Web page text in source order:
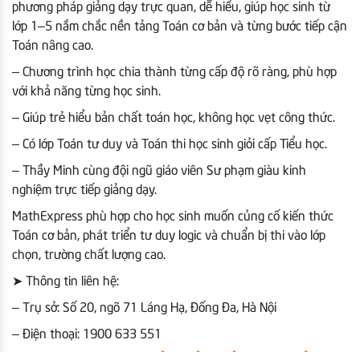
phương pháp giảng dạy trực quan, dễ hiểu, giúp học sinh từ
lớp 1–5 nắm chắc nền tảng Toán cơ bản và từng bước tiếp cận
Toán nâng cao.
– Chương trình học chia thành từng cấp độ rõ ràng, phù hợp
với khả năng từng học sinh.
– Giúp trẻ hiểu bản chất toán học, không học vẹt công thức.
– Có lớp Toán tư duy và Toán thi học sinh giỏi cấp Tiểu học.
– Thầy Minh cùng đội ngũ giáo viên Sư phạm giàu kinh
nghiệm trực tiếp giảng dạy.
MathExpress phù hợp cho học sinh muốn củng cố kiến thức
Toán cơ bản, phát triển tư duy logic và chuẩn bị thi vào lớp
chọn, trường chất lượng cao.
➤ Thông tin liên hệ:
– Trụ sở: Số 20, ngõ 71 Láng Hạ, Đống Đa, Hà Nội
– Điện thoại: 1900 633 551